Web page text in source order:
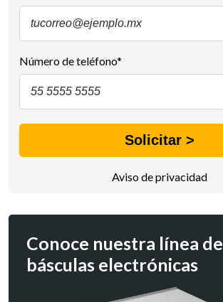
Número de teléfono*
Aviso de privacidad
Conoce nuestra línea de
básculas electrónicas